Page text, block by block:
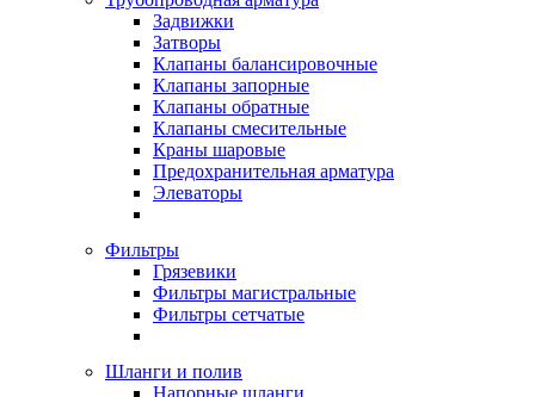
Задвижки
Затворы
Клапаны балансировочные
Клапаны запорные
Клапаны обратные
Клапаны смесительные
Краны шаровые
Предохранительная арматура
Элеваторы
Фильтры
Грязевики
Фильтры магистральные
Фильтры сетчатые
Шланги и полив
Напорные шланги